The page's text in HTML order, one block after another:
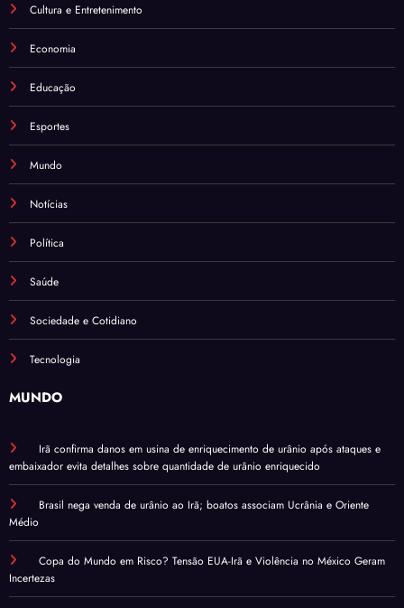
Cultura e Entretenimento
Economia
Educação
Esportes
Mundo
Notícias
Política
Saúde
Sociedade e Cotidiano
Tecnologia
MUNDO
Irã confirma danos em usina de enriquecimento de urânio após ataques e
embaixador evita detalhes sobre quantidade de urânio enriquecido
Brasil nega venda de urânio ao Irã; boatos associam Ucrânia e Oriente
Médio
Copa do Mundo em Risco? Tensão EUA-Irã e Violência no México Geram
Incertezas